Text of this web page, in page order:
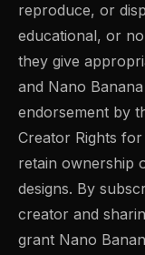
reproduce, or
educational, or
they give
and Nano
endorsement by
Creator Rights
retain ownership
designs. By
creator and
grant Nano